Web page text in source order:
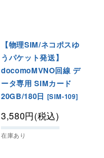
【物理SIM/ネコポスゆ
うパケット発送】
docomoMVNO回線 デ
ータ専用 SIMカード
20GB/180日 [SIM-109]
3,580円(税込)
在庫あり